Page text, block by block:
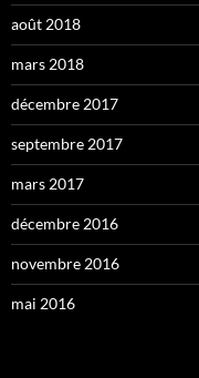
août 2018
mars 2018
décembre 2017
septembre 2017
mars 2017
décembre 2016
novembre 2016
mai 2016